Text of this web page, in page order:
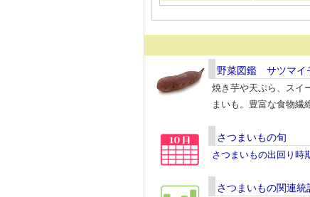
野菜図鑑 サツマイ
焼き芋や天ぷら、スイ
まいも。豊富な食物繊
さつまいもの旬
さつまいもの出回り時
さつまいもの関連統